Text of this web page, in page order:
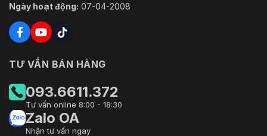
Ngày hoạt động: 07-04-2008
TƯ VẤN BÁN HÀNG
093.6611.372
Tư vấn online 8:00 - 18:30
Zalo OA
Nhận tư vấn ngay